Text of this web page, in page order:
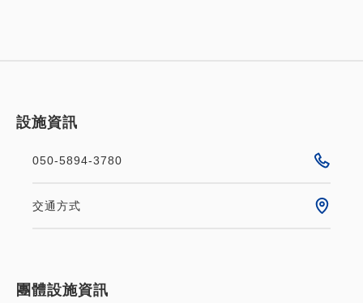
設施資訊
050-5894-3780
交通方式
團體設施資訊